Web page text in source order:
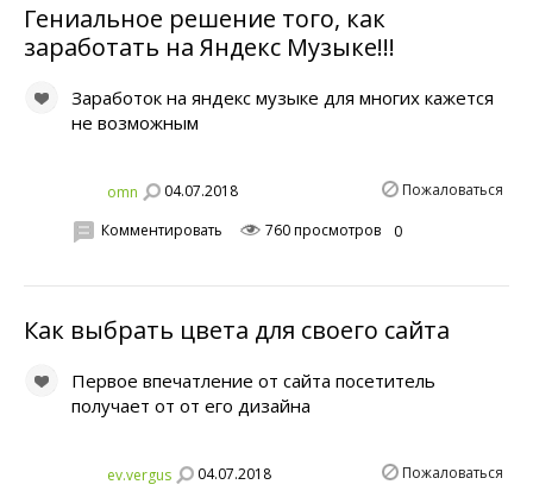
Гениальное решение того, как
заработать на Яндекс Музыке!!!
Заработок на яндекс музыке для многих кажется
не возможным
omn 04.07.2018 Пожаловаться
Комментировать 760 просмотров 0
Как выбрать цвета для своего сайта
Первое впечатление от сайта посетитель
получает от от его дизайна
ev.vergus 04.07.2018 Пожаловаться